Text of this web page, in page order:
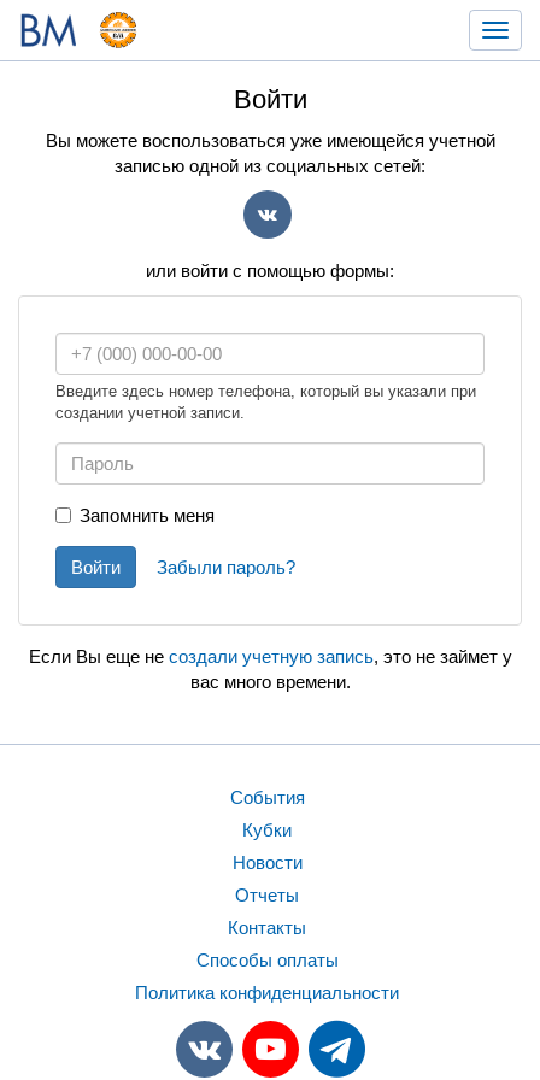
Войти
Вы можете воспользоваться уже имеющейся учетной
записью одной из социальных сетей:
или войти с помощью формы:
Введите здесь номер телефона, который вы указали при
создании учетной записи.
Запомнить меня
Войти Забыли пароль?
Если Вы еще не создали учетную запись, это не займет у
вас много времени.
События
Кубки
Новости
Отчеты
Контакты
Способы оплаты
Политика конфиденциальности